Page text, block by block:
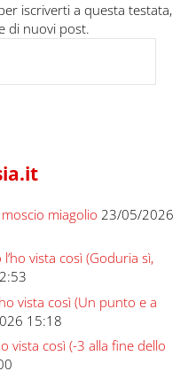
iscriverti a questa testata,
di nuovi post.
miagolio 23/05/2026
vista così (Goduria sì,
vista così (Un punto e a
15:18
vista così (-3 alla fine dello